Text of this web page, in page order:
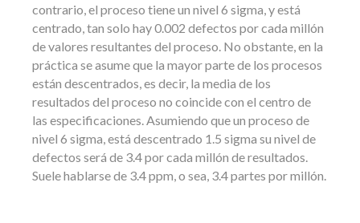
contrario, el proceso tiene un nivel 6 sigma, y está
centrado, tan solo hay 0.002 defectos por cada millón
de valores resultantes del proceso. No obstante, en la
práctica se asume que la mayor parte de los procesos
están descentrados, es decir, la media de los
resultados del proceso no coincide con el centro de
las especificaciones. Asumiendo que un proceso de
nivel 6 sigma, está descentrado 1.5 sigma su nivel de
defectos será de 3.4 por cada millón de resultados.
Suele hablarse de 3.4 ppm, o sea, 3.4 partes por millón.